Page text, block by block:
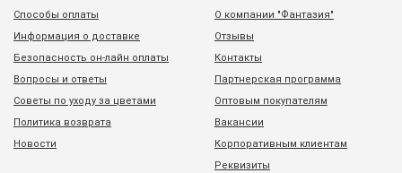
Способы оплаты
Информация о доставке
Безопасность он-лайн оплаты
Вопросы и ответы
Советы по уходу за цветами
Политика возврата
Новости
О компании "Фантазия"
Отзывы
Контакты
Партнерская программа
Оптовым покупателям
Вакансии
Корпоративным клиентам
Реквизиты